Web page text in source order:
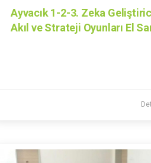
Ayvacık 1-2-3. Zeka
Akıl ve Strateji Oyunları El